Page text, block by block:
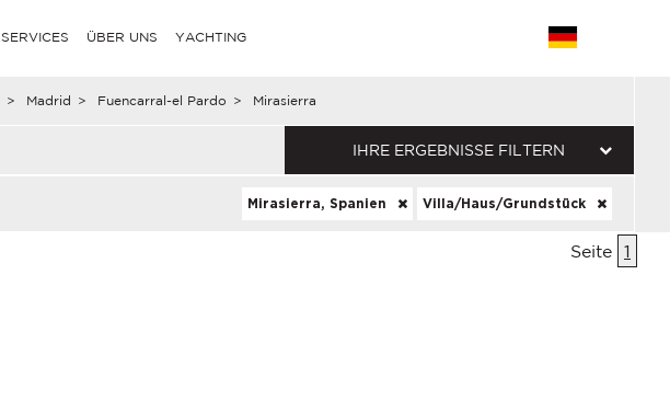
SERVICES ÜBER UNS YACHTING
> Madrid > Fuencarral-el Pardo > Mirasierra
IHRE ERGEBNISSE FILTERN
Mirasierra, Spanien Villa/Haus/Grundstück
Seite 1